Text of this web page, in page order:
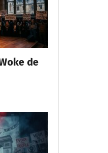
de